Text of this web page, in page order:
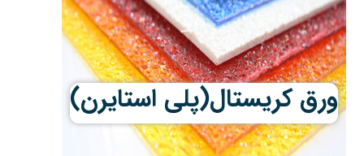
ورق کریستال(پلی استایرن)